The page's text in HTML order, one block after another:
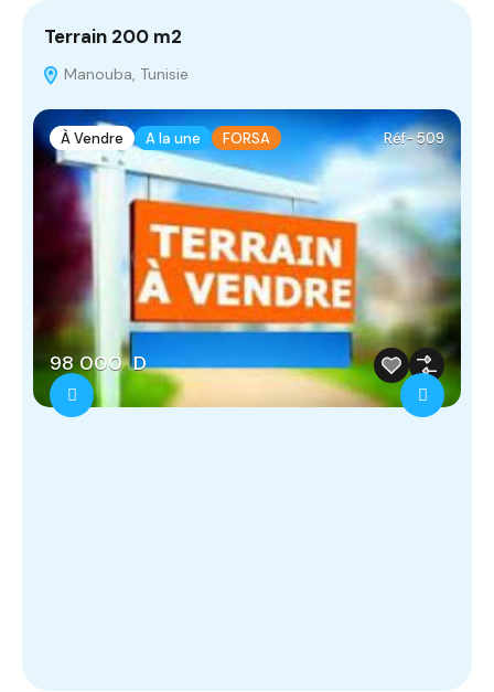
Terrain 200 m2
Manouba, Tunisie
À Vendre A la une FORSA Réf- 509
98 000 D